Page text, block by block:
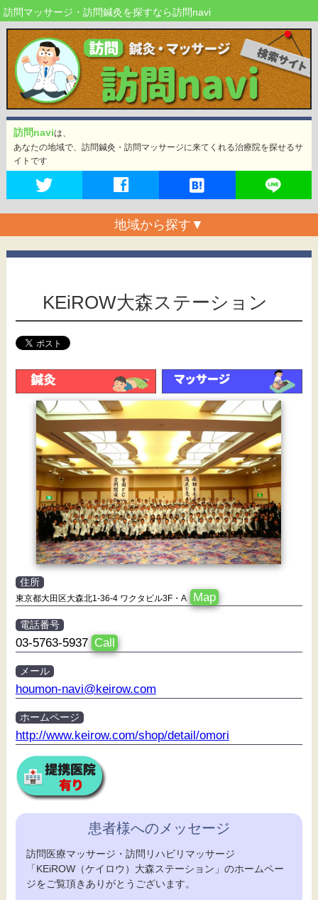
訪問マッサージ・訪問鍼灸を探すなら訪問navi
訪問naviは、
あなたの地域で、訪問鍼灸・訪問マッサージに来てくれる治療院を探せるサ
イトです
地域から探す ▼
KEiROW大森ステーション
住所
東京都大田区大森北1-36-4 ワクタビル3F・A Map
電話番号
03-5763-5937 Call
メール
houmon-navi@keirow.com
ホームページ
http://www.keirow.com/shop/detail/omori
患者様へのメッセージ
訪問医療マッサージ・訪問リハビリマッサージ
「KEiROW（ケイロウ）大森ステーション」のホームペー
ジをご覧頂きありがとうございます。